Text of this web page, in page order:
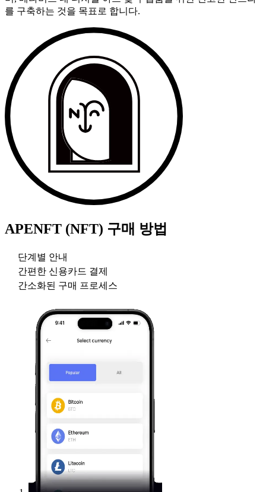
를 구축하는 것을 목표로 합니다.
APENFT (NFT) 구매 방법
단계별 안내
간편한 신용카드 결제
간소화된 구매 프로세스